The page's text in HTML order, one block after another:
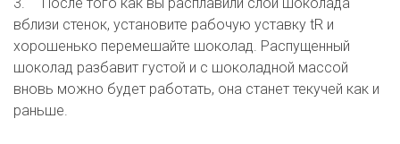
вблизи стенок, установите рабочую уставку tR и
хорошенько перемешайте шоколад. Распущенный
шоколад разбавит густой и с шоколадной массой
вновь можно будет работать, она станет текучей как и
раньше.